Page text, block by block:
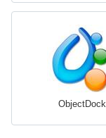
ObjectDock